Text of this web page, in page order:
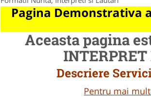
Pagina Demonstrativa
Aceasta pagina
Descriere
Pentru mai